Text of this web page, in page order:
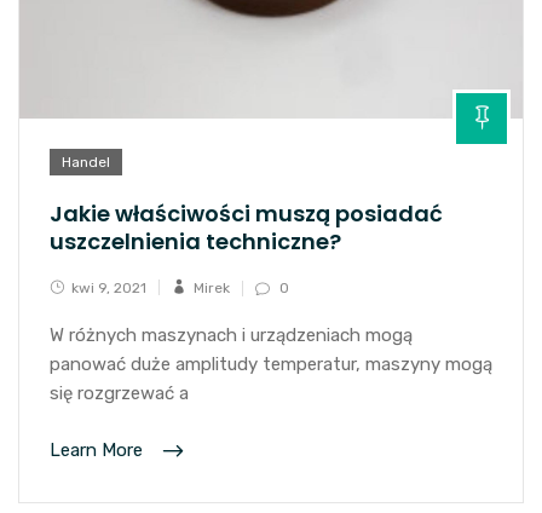
Handel
Jakie właściwości muszą posiadać
uszczelnienia techniczne?
kwi 9, 2021 Mirek 0
W różnych maszynach i urządzeniach mogą
panować duże amplitudy temperatur, maszyny mogą
się rozgrzewać a
Learn More